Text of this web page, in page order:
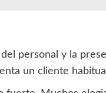
personal y la
un cliente